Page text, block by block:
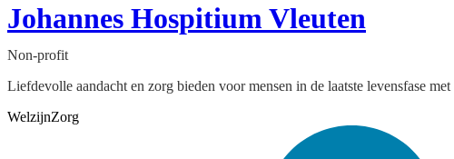
Johannes Hospitium Vleuten
Non-profit
Liefdevolle aandacht en zorg bieden voor mensen in de laatste levensfase
WelzijnZorg